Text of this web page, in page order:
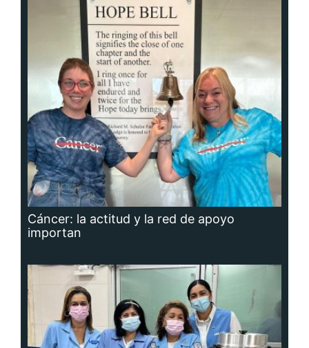
Cáncer: la actitud y la red de apoyo
importan